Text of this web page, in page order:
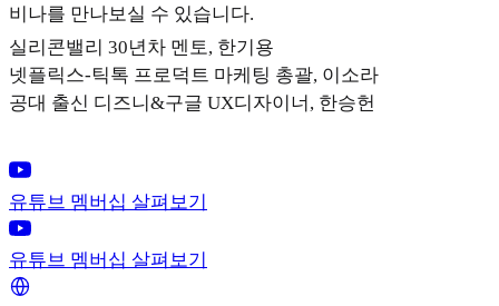
비나를 만나보실 수 있습니다.
실리콘밸리 30년차 멘토, 한기용
넷플릭스-틱톡 프로덕트 마케팅 총괄, 이소라
공대 출신 디즈니&구글 UX디자이너, 한승헌
유튜브 멤버십 살펴보기
유튜브 멤버십 살펴보기